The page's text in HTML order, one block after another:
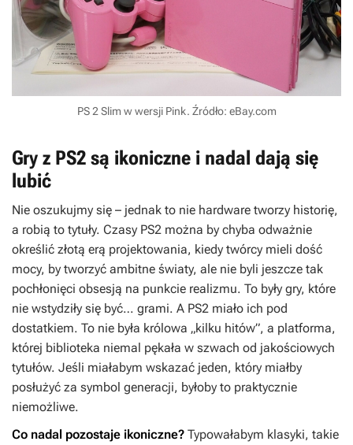
PS 2 Slim w wersji Pink. Źródło: eBay.com
Gry z PS2 są ikoniczne i nadal dają się
lubić
Nie oszukujmy się – jednak to nie hardware tworzy historię,
a robią to tytuły. Czasy PS2 można by chyba odważnie
określić złotą erą projektowania, kiedy twórcy mieli dość
mocy, by tworzyć ambitne światy, ale nie byli jeszcze tak
pochłonięci obsesją na punkcie realizmu. To były gry, które
nie wstydziły się być… grami. A PS2 miało ich pod
dostatkiem. To nie była królowa „kilku hitów”, a platforma,
której biblioteka niemal pękała w szwach od jakościowych
tytułów. Jeśli miałabym wskazać jeden, który miałby
posłużyć za symbol generacji, byłoby to praktycznie
niemożliwe.
Co nadal pozostaje ikoniczne? Typowałabym klasyki, takie